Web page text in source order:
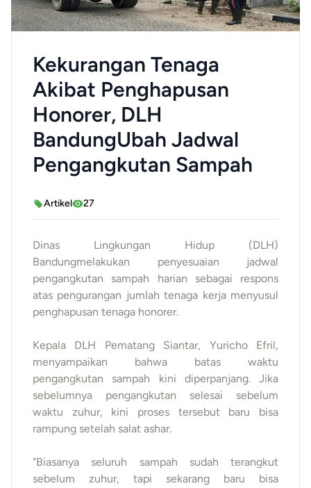
Kekurangan Tenaga
Akibat Penghapusan
Honorer, DLH
BandungUbah Jadwal
Pengangkutan Sampah
Artikel 27
Dinas Lingkungan Hidup (DLH)
Bandungmelakukan penyesuaian jadwal
pengangkutan sampah harian sebagai respons
atas pengurangan jumlah tenaga kerja menyusul
penghapusan tenaga honorer.
Kepala DLH Pematang Siantar, Yuricho Efril,
menyampaikan bahwa batas waktu
pengangkutan sampah kini diperpanjang. Jika
sebelumnya pengangkutan selesai sebelum
waktu zuhur, kini proses tersebut baru bisa
rampung setelah salat ashar.
"Biasanya seluruh sampah sudah terangkut
sebelum zuhur, tapi sekarang baru bisa